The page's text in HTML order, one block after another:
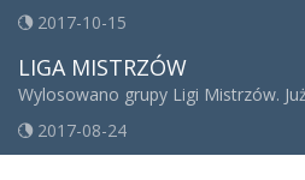
2017-10-15
LIGA MISTRZÓW
Wylosowano grupy Ligi Mistrzów.
2017-08-24